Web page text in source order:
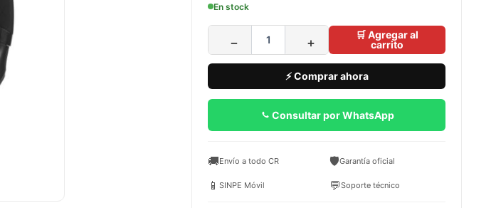
En stock
− +
🛒 Agregar al
carrito
⚡ Comprar ahora
Consultar por WhatsApp
🚚Envío a todo CR 🛡️Garantía oficial
📱 SINPE Móvil 💬Soporte técnico